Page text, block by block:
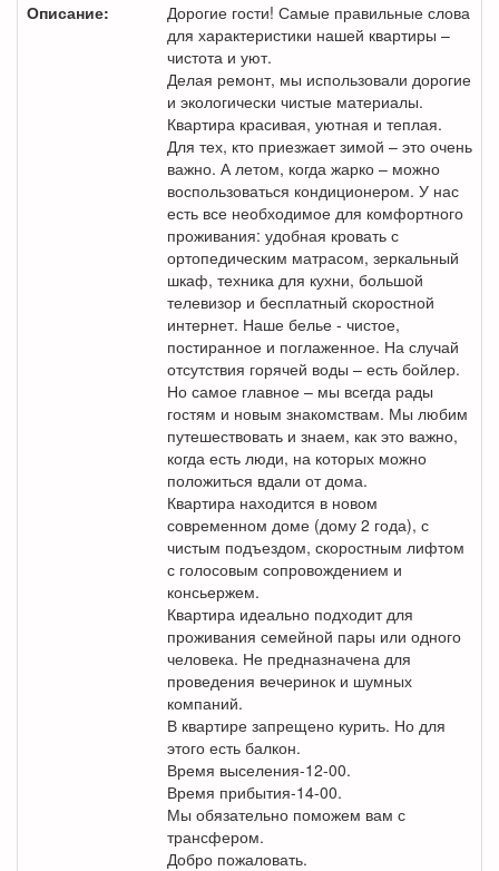
Описание:
Дорогие гости! Самые правильные слова
для характеристики нашей квартиры –
чистота и уют.
Делая ремонт, мы использовали дорогие
и экологически чистые материалы.
Квартира красивая, уютная и теплая.
Для тех, кто приезжает зимой – это очень
важно. А летом, когда жарко – можно
воспользоваться кондиционером. У нас
есть все необходимое для комфортного
проживания: удобная кровать с
ортопедическим матрасом, зеркальный
шкаф, техника для кухни, большой
телевизор и бесплатный скоростной
интернет. Наше белье - чистое,
постиранное и поглаженное. На случай
отсутствия горячей воды – есть бойлер.
Но самое главное – мы всегда рады
гостям и новым знакомствам. Мы любим
путешествовать и знаем, как это важно,
когда есть люди, на которых можно
положиться вдали от дома.
Квартира находится в новом
современном доме (дому 2 года), с
чистым подъездом, скоростным лифтом
с голосовым сопровождением и
консьержем.
Квартира идеально подходит для
проживания семейной пары или одного
человека. Не предназначена для
проведения вечеринок и шумных
компаний.
В квартире запрещено курить. Но для
этого есть балкон.
Время выселения-12-00.
Время прибытия-14-00.
Мы обязательно поможем вам с
трансфером.
Добро пожаловать.